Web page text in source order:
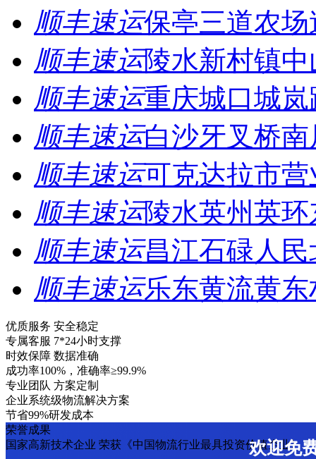
顺丰速运保亭三道农
顺丰速运陵水新村镇
顺丰速运重庆城口城
顺丰速运白沙牙叉桥
顺丰速运可克达拉市营
顺丰速运陵水英州英
顺丰速运昌江石碌人
顺丰速运乐东黄流黄
优质服务 安全稳定
专属客服 7*24小时支撑
时效保障 数据准确
成功率100%，准确率≥99.9%
专业团队 方案定制
企业系统级物流解决方案
节省99%研发成本
荣誉成果
国家高新技术企业 荣获《中国物流行业最具投资价值企业》
欢迎免